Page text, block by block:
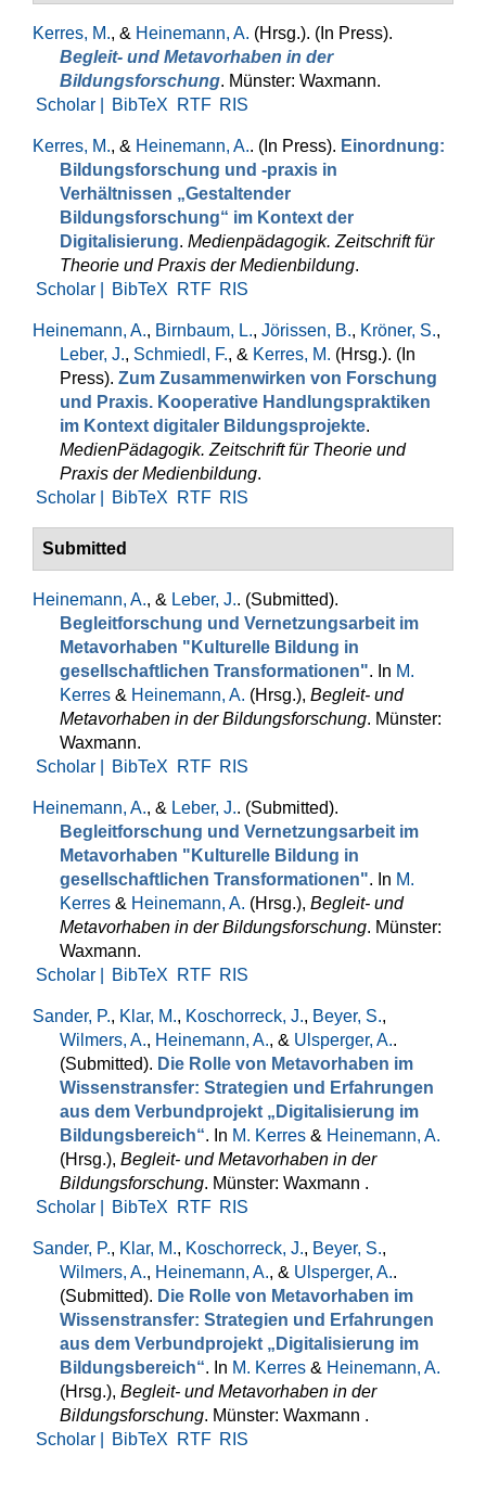
Kerres, M., & Heinemann, A. (Hrsg.). (In Press).
Begleit- und Metavorhaben in der
Bildungsforschung. Münster: Waxmann.
Scholar |
BibTeX RTF RIS
Kerres, M., & Heinemann, A.. (In Press). Einordnung:
Bildungsforschung und -praxis in
Verhältnissen „Gestaltender
Bildungsforschung“ im Kontext der
Digitalisierung. Medienpädagogik. Zeitschrift für
Theorie und Praxis der Medienbildung.
Scholar |
BibTeX RTF RIS
Heinemann, A., Birnbaum, L., Jörissen, B., Kröner, S.,
Leber, J., Schmiedl, F., & Kerres, M. (Hrsg.). (In
Press). Zum Zusammenwirken von Forschung
und Praxis. Kooperative Handlungspraktiken
im Kontext digitaler Bildungsprojekte.
MedienPädagogik. Zeitschrift für Theorie und
Praxis der Medienbildung.
Scholar |
BibTeX RTF RIS
Submitted
Heinemann, A., & Leber, J.. (Submitted).
Begleitforschung und Vernetzungsarbeit im
Metavorhaben "Kulturelle Bildung in
gesellschaftlichen Transformationen". In M.
Kerres & Heinemann, A. (Hrsg.), Begleit- und
Metavorhaben in der Bildungsforschung. Münster:
Waxmann.
Scholar |
BibTeX RTF RIS
Heinemann, A., & Leber, J.. (Submitted).
Begleitforschung und Vernetzungsarbeit im
Metavorhaben "Kulturelle Bildung in
gesellschaftlichen Transformationen". In M.
Kerres & Heinemann, A. (Hrsg.), Begleit- und
Metavorhaben in der Bildungsforschung. Münster:
Waxmann.
Scholar |
BibTeX RTF RIS
Sander, P., Klar, M., Koschorreck, J., Beyer, S.,
Wilmers, A., Heinemann, A., & Ulsperger, A..
(Submitted). Die Rolle von Metavorhaben im
Wissenstransfer: Strategien und Erfahrungen
aus dem Verbundprojekt „Digitalisierung im
Bildungsbereich“. In M. Kerres & Heinemann, A.
(Hrsg.), Begleit- und Metavorhaben in der
Bildungsforschung. Münster: Waxmann .
Scholar |
BibTeX RTF RIS
Sander, P., Klar, M., Koschorreck, J., Beyer, S.,
Wilmers, A., Heinemann, A., & Ulsperger, A..
(Submitted). Die Rolle von Metavorhaben im
Wissenstransfer: Strategien und Erfahrungen
aus dem Verbundprojekt „Digitalisierung im
Bildungsbereich“. In M. Kerres & Heinemann, A.
(Hrsg.), Begleit- und Metavorhaben in der
Bildungsforschung. Münster: Waxmann .
Scholar |
BibTeX RTF RIS